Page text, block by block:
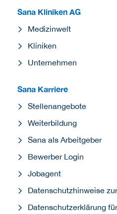
Sana Kliniken AG
Medizinwelt
Kliniken
Unternehmen
Sana Karriere
Stellenangebote
Weiterbildung
Sana als Arbeitgeber
Bewerber Login
Jobagent
Datenschutzhinweise
Datenschutzerklärung